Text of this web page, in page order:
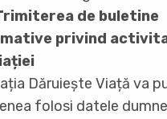
de buletine
privind
Dăruiește Viață va
folosi datele